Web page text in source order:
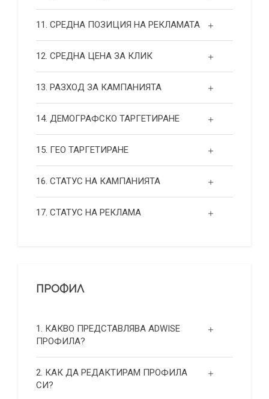
11. СРЕДНА ПОЗИЦИЯ НА РЕКЛАМАТА
12. СРЕДНА ЦЕНА ЗА КЛИК
13. РАЗХОД ЗА КАМПАНИЯТА
14. ДЕМОГРАФСКО ТАРГЕТИРАНЕ
15. ГЕО ТАРГЕТИРАНЕ
16. СТАТУС НА КАМПАНИЯТА
17. СТАТУС НА РЕКЛАМА
ПРОФИЛ
1. КАКВО ПРЕДСТАВЛЯВА ADWISE
ПРОФИЛА?
2. КАК ДА РЕДАКТИРАМ ПРОФИЛА
СИ?